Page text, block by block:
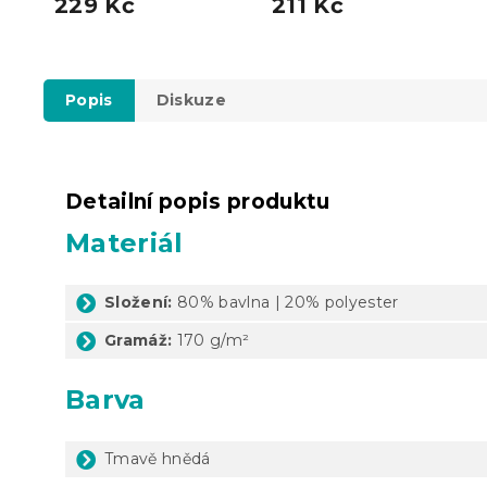
229 Kč 211 Kč
Popis Diskuze
Detailní popis produktu
Materiál
Složení: 80% bavlna | 20% polyester
Gramáž: 170 g/m²
Barva
Tmavě hnědá